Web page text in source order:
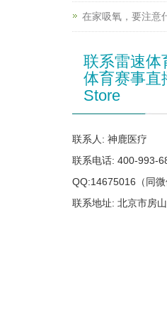
在家吸氧，要注意
联系雷速体
体育赛事直
Store
联系人: 神鹿医疗
联系电话: 400-993-
QQ:14675016（同微
联系地址: 北京市房